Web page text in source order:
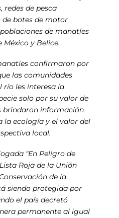
redes de pesca
botes de motor
de manatíes
y Belice.
confirmaron por
las comunidades
río les interesa la
solo por su valor de
brindaron información
la ecología y el valor del
local.
“En Peligro de
Roja de la Unión
de la
siendo protegida por
el país decretó
permanente al igual